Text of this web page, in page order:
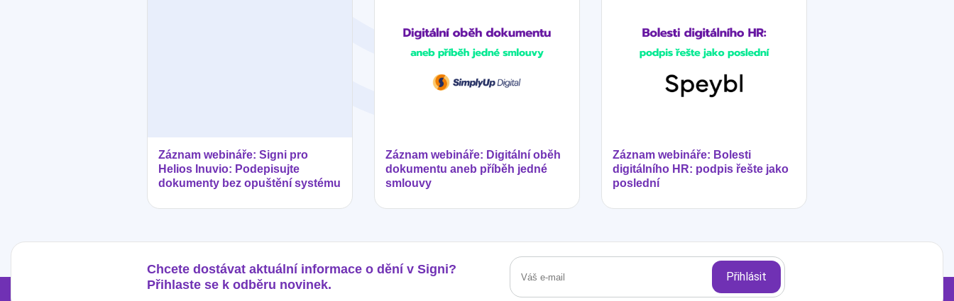
Záznam webináře: Signi pro
Helios Inuvio: Podepisujte
dokumenty bez opuštění systému
Záznam webináře: Digitální oběh
dokumentu aneb příběh jedné
smlouvy
Záznam webináře: Bolesti
digitálního HR: podpis řešte jako
poslední
Chcete dostávat aktuální informace o dění v Signi?
Přihlaste se k odběru novinek.